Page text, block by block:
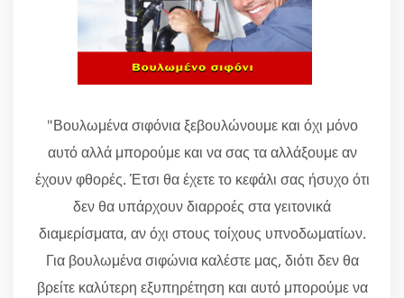
"Βουλωμένα σιφόνια ξεβουλώνουμε και όχι μόνο
αυτό αλλά μπορούμε και να σας τα αλλάξουμε αν
έχουν φθορές. Έτσι θα έχετε το κεφάλι σας ήσυχο ότι
δεν θα υπάρχουν διαρροές στα γειτονικά
διαμερίσματα, αν όχι στους τοίχους υπνοδωματίων.
Για βουλωμένα σιφώνια καλέστε μας, διότι δεν θα
βρείτε καλύτερη εξυπηρέτηση και αυτό μπορούμε να